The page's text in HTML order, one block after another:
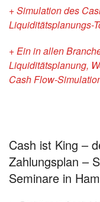
+ Simulation des
Liquiditätsplanungs-
+ Ein in allen
Liquiditätsplanung,
Cash Flow-
Cash ist King –
Zahlungsplan –
Seminare in